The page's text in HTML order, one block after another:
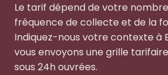
Le tarif dépend de votre
fréquence de collecte et de la
Indiquez-nous votre contexte à
vous envoyons une grille
sous 24h ouvrées.